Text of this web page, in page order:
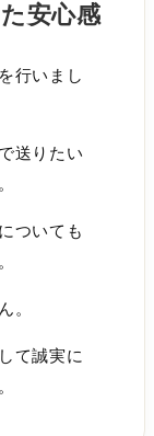
安心感
行いまし
送りたい
ついても
。
て誠実に